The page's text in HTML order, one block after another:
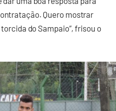
Quero mostrar
do Sampaio”, frisou o